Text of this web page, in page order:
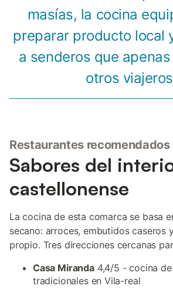
masías, la cocina
preparar producto local
a senderos que
otros
Restaurantes recomendados
Sabores del
castellonense
La cocina de esta comarca se basa
secano: arroces, embutidos caseros
propio. Tres direcciones cercanas
Casa Miranda4,4/5 - cocina
tradicionales en Vila-real